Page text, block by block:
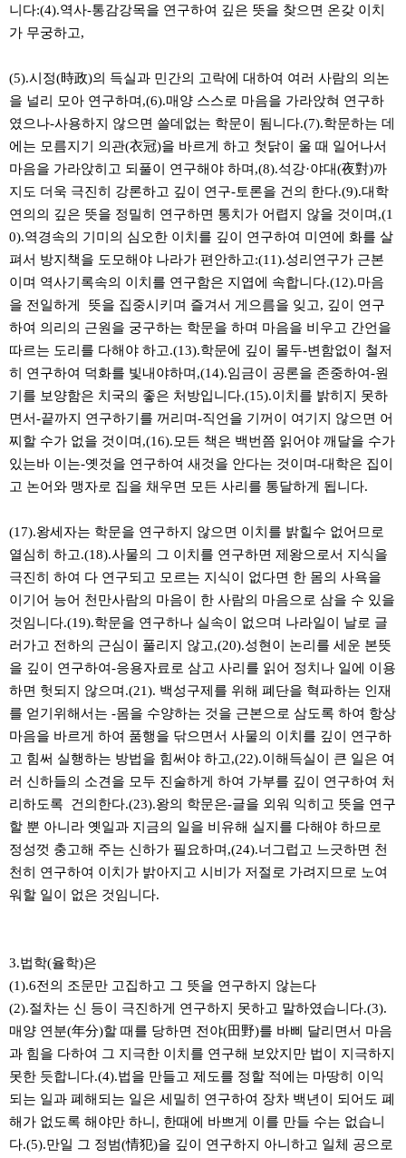
니다:(4).역사-통감강목을 연구하여 깊은 뜻을 찾으면 온갖 이치
가 무궁하고,
(5).시정(時政)의 득실과 민간의 고락에 대하여 여러 사람의 의논
을 널리 모아 연구하며,(6).매양 스스로 마음을 가라앉혀 연구하
였으나-사용하지 않으면 쓸데없는 학문이 됨니다.(7).학문하는 데
에는 모름지기 의관(衣冠)을 바르게 하고 첫닭이 울 때 일어나서
마음을 가라앉히고 되풀이 연구해야 하며,(8).석강·야대(夜對)까
지도 더욱 극진히 강론하고 깊이 연구-토론을 건의 한다.(9).대학
연의의 깊은 뜻을 정밀히 연구하면 통치가 어렵지 않을 것이며,(1
0).역경속의 기미의 심오한 이치를 깊이 연구하여 미연에 화를 살
펴서 방지책을 도모해야 나라가 편안하고:(11).성리연구가 근본
이며 역사기록속의 이치를 연구함은 지엽에 속합니다.(12).마음
을 전일하게 뜻을 집중시키며 즐겨서 게으름을 잊고, 깊이 연구
하여 의리의 근원을 궁구하는 학문을 하며 마음을 비우고 간언을
따르는 도리를 다해야 하고.(13).학문에 깊이 몰두-변함없이 철저
히 연구하여 덕화를 빛내야하며,(14).임금이 공론을 존중하여-원
기를 보양함은 치국의 좋은 처방입니다.(15).이치를 밝히지 못하
면서-끝까지 연구하기를 꺼리며-직언을 기꺼이 여기지 않으면 어
찌할 수가 없을 것이며,(16).모든 책은 백번쯤 읽어야 깨달을 수가
있는바 이는-옛것을 연구하여 새것을 안다는 것이며-대학은 집이
고 논어와 맹자로 집을 채우면 모든 사리를 통달하게 됩니다.
(17).왕세자는 학문을 연구하지 않으면 이치를 밝힐수 없어므로
열심히 하고.(18).사물의 그 이치를 연구하면 제왕으로서 지식을
극진히 하여 다 연구되고 모르는 지식이 없다면 한 몸의 사욕을
이기어 능어 천만사람의 마음이 한 사람의 마음으로 삼을 수 있을
것임니다.(19).학문을 연구하나 실속이 없으며 나라일이 날로 글
러가고 전하의 근심이 풀리지 않고,(20).성현이 논리를 세운 본뜻
을 깊이 연구하여-응용자료로 삼고 사리를 읽어 정치나 일에 이용
하면 헛되지 않으며.(21). 백성구제를 위해 폐단을 혁파하는 인재
를 얻기위해서는 -몸을 수양하는 것을 근본으로 삼도록 하여 항상
마음을 바르게 하여 품행을 닦으면서 사물의 이치를 깊이 연구하
고 힘써 실행하는 방법을 힘써야 하고,(22).이해득실이 큰 일은 여
러 신하들의 소견을 모두 진술하게 하여 가부를 깊이 연구하여 처
리하도록 건의한다.(23).왕의 학문은-글을 외워 익히고 뜻을 연구
할 뿐 아니라 옛일과 지금의 일을 비유해 실지를 다해야 하므로
정성껏 충고해 주는 신하가 필요하며,(24).너그럽고 느긋하면 천
천히 연구하여 이치가 밝아지고 시비가 저절로 가려지므로 노여
워할 일이 없은 것임니다.
3.법학(율학)은
(1).6전의 조문만 고집하고 그 뜻을 연구하지 않는다
(2).절차는 신 등이 극진하게 연구하지 못하고 말하였습니다.(3).
매양 연분(年分)할 때를 당하면 전야(田野)를 바삐 달리면서 마음
과 힘을 다하여 그 지극한 이치를 연구해 보았지만 법이 지극하지
못한 듯합니다.(4).법을 만들고 제도를 정할 적에는 마땅히 이익
되는 일과 폐해되는 일은 세밀히 연구하여 장차 백년이 되어도 폐
해가 없도록 해야만 하니, 한때에 바쁘게 이를 만들 수는 없습니
다.(5).만일 그 정범(情犯)을 깊이 연구하지 아니하고 일체 공으로